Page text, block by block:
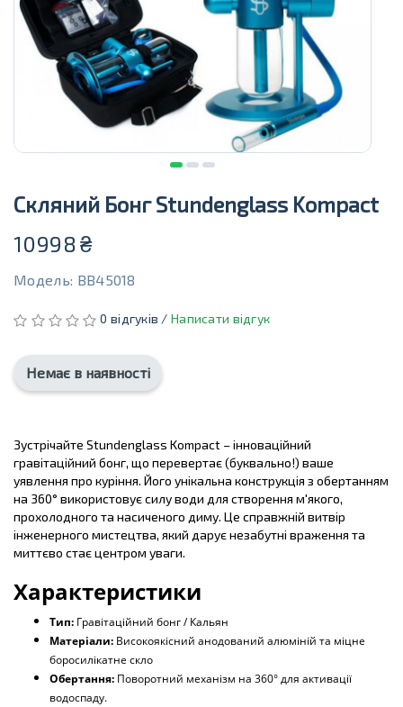
Скляний Бонг Stundenglass Kompact
10998 ₴
Модель: BB45018
0 відгуків /Написати відгук
Немає в наявності
Зустрічайте Stundenglass Kompact – інноваційний
гравітаційний бонг, що перевертає (буквально!) ваше
уявлення про куріння. Його унікальна конструкція з обертанням
на 360° використовує силу води для створення м'якого,
прохолодного та насиченого диму. Це справжній витвір
інженерного мистецтва, який дарує незабутні враження та
миттєво стає центром уваги.
Характеристики
Тип: Гравітаційний бонг / Кальян
Матеріали: Високоякісний анодований алюміній та міцне
боросилікатне скло
Обертання: Поворотний механізм на 360° для активації
водоспаду.